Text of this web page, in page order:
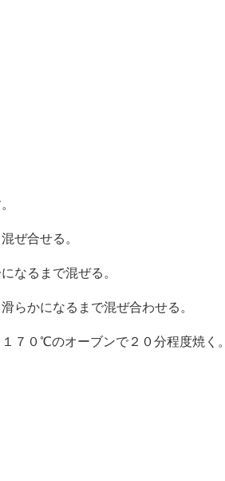
ぜ合せる。
なるまで混ぜる。
らかになるまで混ぜ合わせる。
７０℃のオーブンで２０分程度焼く。